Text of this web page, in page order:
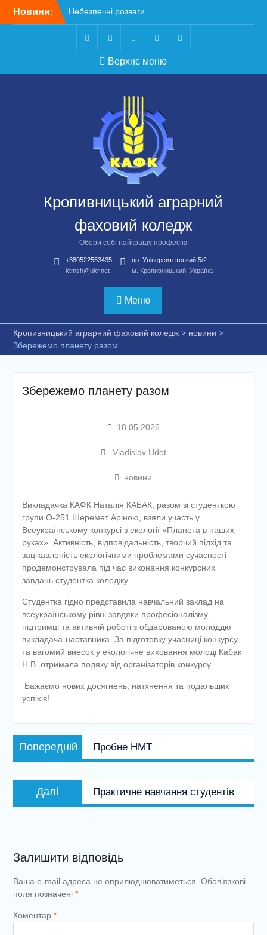
Новини:
Небезпечні розваги
можуть коштувати життя
Крок до сучасної
підприємницької освіти
Щасливої дороги,
випускники!
Чергове засідання
стипендіальної комісії:
основні рішення
TelegramFacebookInstagram Youtube
Верхнє меню
Кропивницький аграрний
фаховий коледж
Обери собі найкращу професію
+380522553435
ktmsh@ukr.net
пр. Університетський 5/2
м. Кропивницький, Україна
Меню
Кропивницький аграрний фаховий коледж> новини >
Збережемо планету разом
Збережемо планету разом
18.05.2026
Vladislav Udot
новини
Викладачка КАФК Наталія КАБАК, разом зі студенткою
групи О-251 Шеремет Аріною, взяли участь у
Всеукраїнському конкурсі з екології «Планета в наших
руках». Активність, відповідальність, творчий підхід та
зацікавленість екологічними проблемами сучасності
продемонструвала під час виконання конкурсних
завдань студентка коледжу.
Студентка гідно представила навчальний заклад на
всеукраїнському рівні завдяки професіоналізму,
підтримці та активній роботі з обдарованою молоддю
викладача-наставника. За підготовку учасниці конкурсу
та вагомий внесок у екологічне виховання молоді Кабак
Н.В. отримала подяку від організаторів конкурсу.
Бажаємо нових досягнень, натхнення та подальших
успіхів!
Навігація
записів
Попередній
запис:
Пробне НМТ
Далі
запис:
Практичне навчання студентів
Залишити відповідь
Ваша e-mail адреса не оприлюднюватиметься. Обов’язкові
поля позначені *
Коментар *